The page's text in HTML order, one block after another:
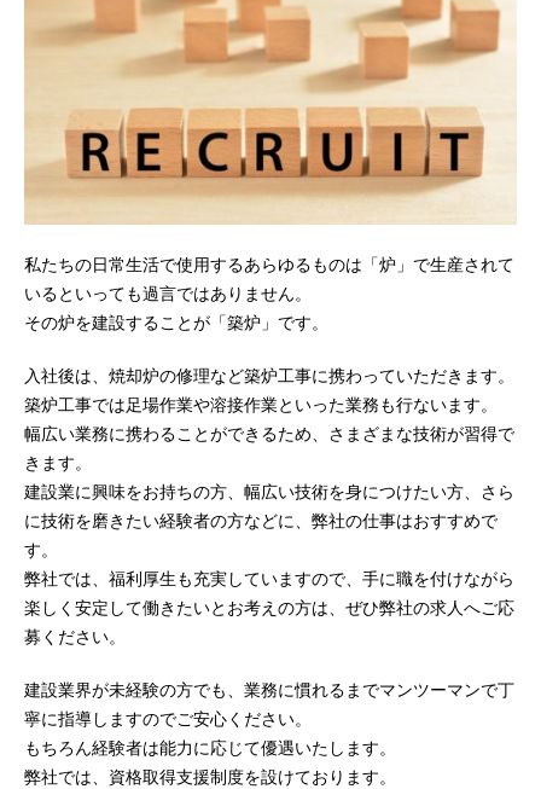
私たちの日常生活で使用するあらゆるものは「炉」で生産されて
いるといっても過言ではありません。
その炉を建設することが「築炉」です。
入社後は、焼却炉の修理など築炉工事に携わっていただきます。
築炉工事では足場作業や溶接作業といった業務も行ないます。
幅広い業務に携わることができるため、さまざまな技術が習得で
きます。
建設業に興味をお持ちの方、幅広い技術を身につけたい方、さら
に技術を磨きたい経験者の方などに、弊社の仕事はおすすめで
す。
弊社では、福利厚生も充実していますので、手に職を付けながら
楽しく安定して働きたいとお考えの方は、ぜひ弊社の求人へご応
募ください。
建設業界が未経験の方でも、業務に慣れるまでマンツーマンで丁
寧に指導しますのでご安心ください。
もちろん経験者は能力に応じて優遇いたします。
弊社では、資格取得支援制度を設けております。